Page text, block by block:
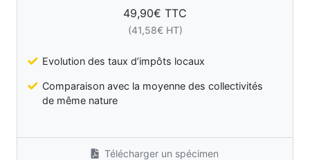
49,90€ TTC
(41,58€ HT)
Evolution des taux d’impôts locaux
Comparaison avec la moyenne des collectivités
de même nature
Télécharger un spécimen